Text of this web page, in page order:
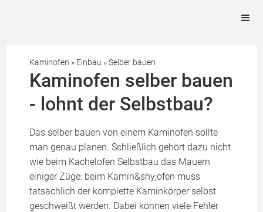
Kaminofen » Einbau »Selber bauen
Kaminofen selber bauen
- lohnt der Selbstbau?
Das selber bauen von einem Kaminofen sollte
man genau planen. Schließlich gehört dazu nicht
wie beim Kachelofen Selbstbau das Mauern
einiger Züge: beim Kamin&shy;ofen muss
tatsächlich der komplette Kaminkörper selbst
geschweißt werden. Dabei können viele Fehler